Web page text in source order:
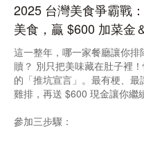
2025 台灣美食爭霸戰
美食，贏 $600 加菜金
這一整年，哪一家餐廳讓你
贖？ 別只把美味藏在肚子裡
的「推坑宣言」。最有梗、
雞排，再送 $600 現金讓你繼
參加三步驟：